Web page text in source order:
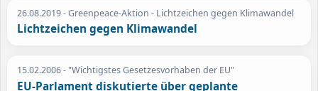
26.08.2019- Greenpeace-Aktion - Lichtzeichen gegen Klimawandel
Lichtzeichen gegen Klimawandel
15.02.2006- "Wichtigstes Gesetzesvorhaben der EU"
EU-Parlament diskutierte über geplante